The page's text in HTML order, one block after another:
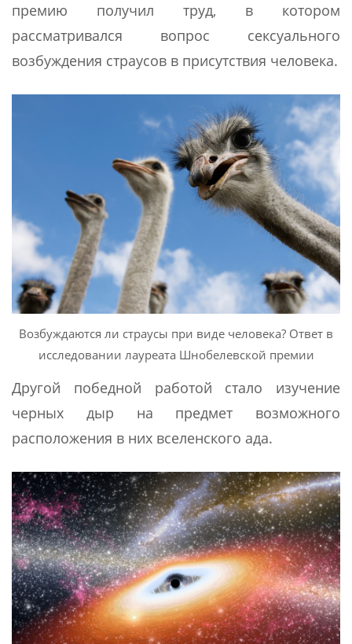
премию получил труд, в котором
рассматривался вопрос сексуального
возбуждения страусов в присутствия человека.
Возбуждаются ли страусы при виде человека? Ответ в
исследовании лауреата Шнобелевской премии
Другой победной работой стало изучение
черных дыр на предмет возможного
расположения в них вселенского ада.